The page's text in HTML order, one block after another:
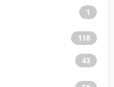
1
118
43